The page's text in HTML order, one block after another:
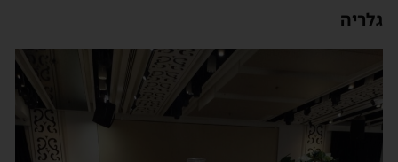
גלריה